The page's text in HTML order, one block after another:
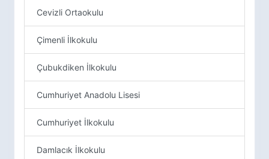
Cevizli Ortaokulu
Çimenli İlkokulu
Çubukdiken İlkokulu
Cumhuriyet Anadolu Lisesi
Cumhuriyet İlkokulu
Damlacık İlkokulu